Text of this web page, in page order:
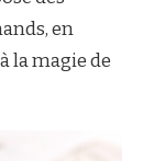
en
la magie de